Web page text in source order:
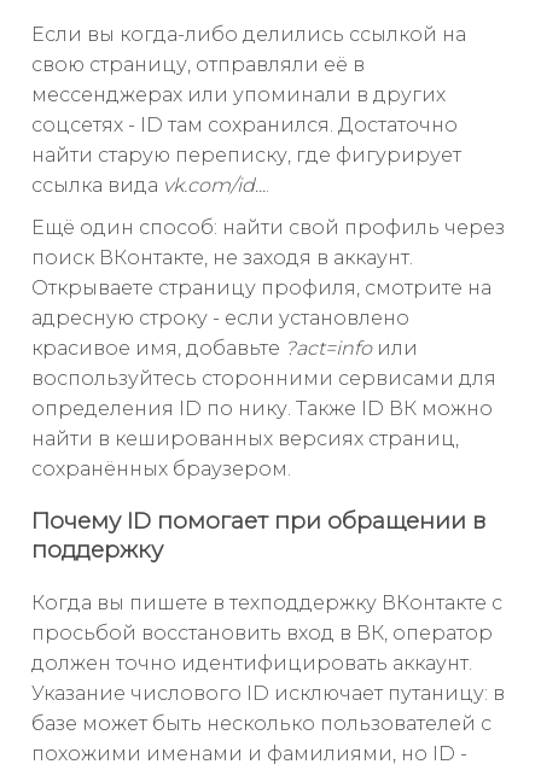
Если вы когда-либо делились ссылкой на
свою страницу, отправляли её в
мессенджерах или упоминали в других
соцсетях - ID там сохранился. Достаточно
найти старую переписку, где фигурирует
ссылка вида vk.com/id....
Ещё один способ: найти свой профиль через
поиск ВКонтакте, не заходя в аккаунт.
Открываете страницу профиля, смотрите на
адресную строку - если установлено
красивое имя, добавьте ?act=infoили
воспользуйтесь сторонними сервисами для
определения ID по нику. Также ID ВК можно
найти в кешированных версиях страниц,
сохранённых браузером.
Почему ID помогает при обращении в
поддержку
Когда вы пишете в техподдержку ВКонтакте с
просьбой восстановить вход в ВК, оператор
должен точно идентифицировать аккаунт.
Указание числового ID исключает путаницу: в
базе может быть несколько пользователей с
похожими именами и фамилиями, но ID -